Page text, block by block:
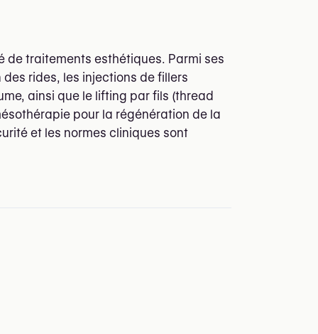
de traitements esthétiques. Parmi ses
rides, les injections de fillers
ainsi que le lifting par fils (thread
pour la régénération de la
et les normes cliniques sont